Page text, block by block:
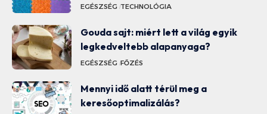
EGÉSZSÉG TECHNOLÓGIA
Gouda sajt: miért lett a világ egyik
legkedveltebb alapanyaga?
EGÉSZSÉG FŐZÉS
Mennyi idő alatt térül meg a
keresőoptimalizálás?